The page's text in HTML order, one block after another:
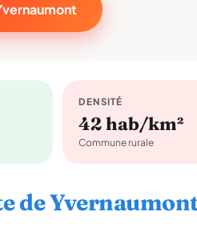
DENSITÉ
42 hab/km²
Commune rurale
de